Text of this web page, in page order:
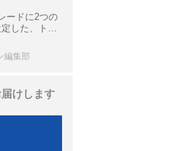
ードに2つの
した、トヨ
編集部
けします